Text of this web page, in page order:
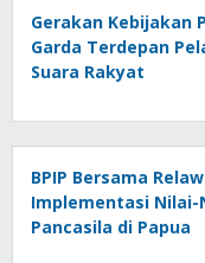
Gerakan Kebijakan
Garda Terdepan
Suara Rakyat
BPIP Bersama
Implementasi Nilai-
Pancasila di Papua